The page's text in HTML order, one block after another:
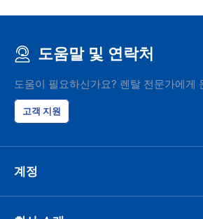
도움말 및 연락처
도움이 필요하신가요? 렌탈 전문가에게
고객 지원
계정